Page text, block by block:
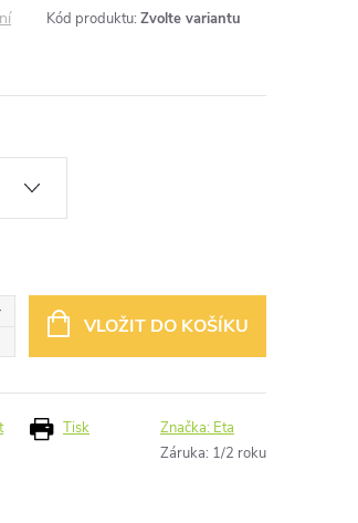
Kód produktu: Zvolte variantu
VLOŽIT DO KOŠÍKU
Tisk Značka: Eta
Záruka: 1/2 roku